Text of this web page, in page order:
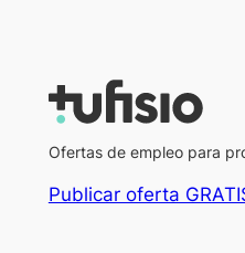
Ofertas de empleo para
Publicar oferta